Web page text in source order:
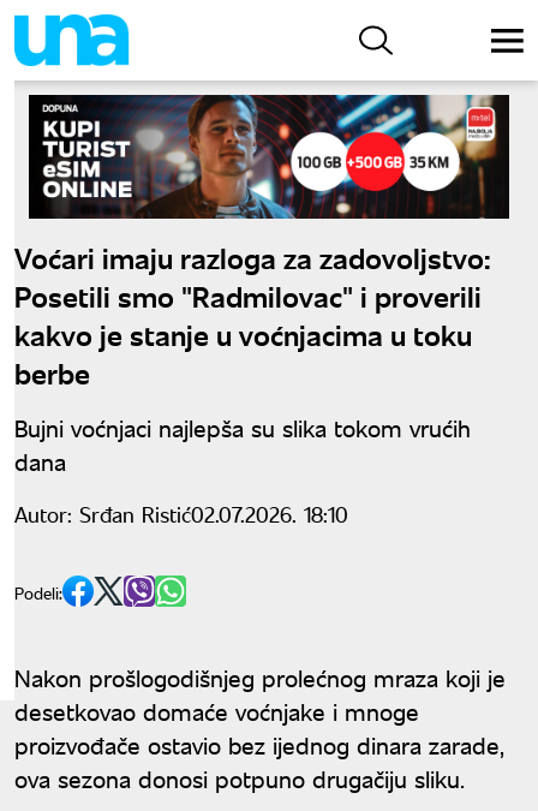
Voćari imaju razloga za zadovoljstvo:
Posetili smo "Radmilovac" i proverili
kakvo je stanje u voćnjacima u toku
berbe
Bujni voćnjaci najlepša su slika tokom vrućih
dana
Autor: Srđan Ristić02.07.2026. 18:10
Podeli:
Nakon prošlogodišnjeg prolećnog mraza koji je
desetkovao domaće voćnjake i mnoge
proizvođače ostavio bez ijednog dinara zarade,
ova sezona donosi potpuno drugačiju sliku.